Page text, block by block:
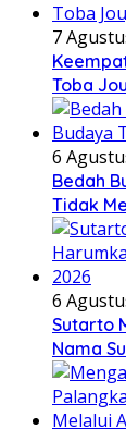
7
Toba
6
Bedah
Tidak
6
Sutarto
Nama